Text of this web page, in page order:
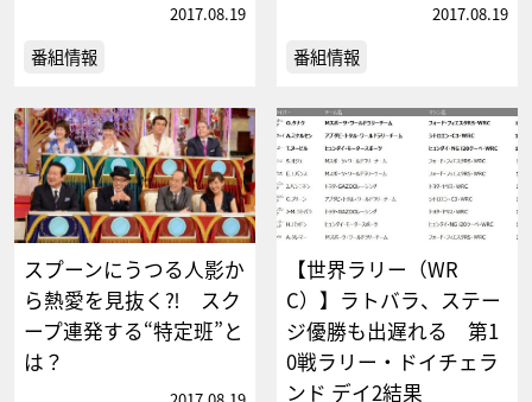
2017.08.19
番組情報
2017.08.19
番組情報
スプーンにうつる人影か
ら熱愛を見抜く⁈ スク
ープ連発する“特定班”と
は？
【世界ラリー（WR
C）】ラトバラ、ステー
ジ優勝も出遅れる 第1
0戦ラリー・ドイチェラ
ンド デイ2結果